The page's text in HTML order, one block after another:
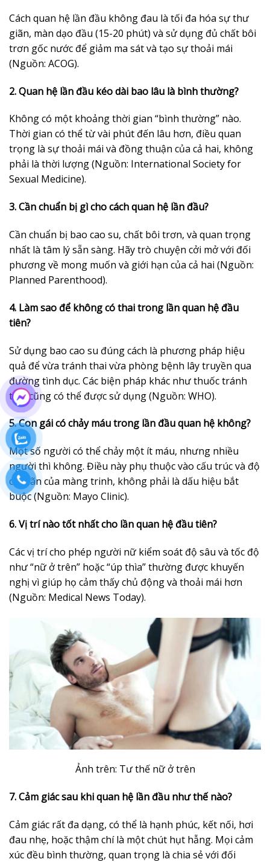
Cách quan hệ lần đầu không đau là tối đa hóa sự thư
giãn, màn dạo đầu (15-20 phút) và sử dụng đủ chất bôi
trơn gốc nước để giảm ma sát và tạo sự thoải mái
(Nguồn: ACOG).
2. Quan hệ lần đầu kéo dài bao lâu là bình thường?
Không có một khoảng thời gian “bình thường” nào.
Thời gian có thể từ vài phút đến lâu hơn, điều quan
trọng là sự thoải mái và đồng thuận của cả hai, không
phải là thời lượng (Nguồn: International Society for
Sexual Medicine).
3. Cần chuẩn bị gì cho cách quan hệ lần đầu?
Cần chuẩn bị bao cao su, chất bôi trơn, và quan trọng
nhất là tâm lý sẵn sàng. Hãy trò chuyện cởi mở với đối
phương về mong muốn và giới hạn của cả hai (Nguồn:
Planned Parenthood).
4. Làm sao để không có thai trong lần quan hệ đầu
tiên?
Sử dụng bao cao su đúng cách là phương pháp hiệu
quả để vừa tránh thai vừa phòng bệnh lây truyền qua
đường tình dục. Các biện pháp khác như thuốc tránh
thai cũng có thể được sử dụng (Nguồn: WHO).
5. Con gái có chảy máu trong lần đầu quan hệ không?
Một số người có thể chảy một ít máu, nhưng nhiều
người thì không. Điều này phụ thuộc vào cấu trúc và độ
co giãn của màng trinh, không phải là dấu hiệu bắt
buộc (Nguồn: Mayo Clinic).
6. Vị trí nào tốt nhất cho lần quan hệ đầu tiên?
Các vị trí cho phép người nữ kiểm soát độ sâu và tốc độ
như “nữ ở trên” hoặc “úp thìa” thường được khuyến
nghị vì giúp họ cảm thấy chủ động và thoải mái hơn
(Nguồn: Medical News Today).
Ảnh trên: Tư thế nữ ở trên
7. Cảm giác sau khi quan hệ lần đầu như thế nào?
Cảm giác rất đa dạng, có thể là hạnh phúc, kết nối, hơi
đau nhẹ, hoặc thậm chí là một chút hụt hẫng. Mọi cảm
xúc đều bình thường, quan trọng là chia sẻ với đối